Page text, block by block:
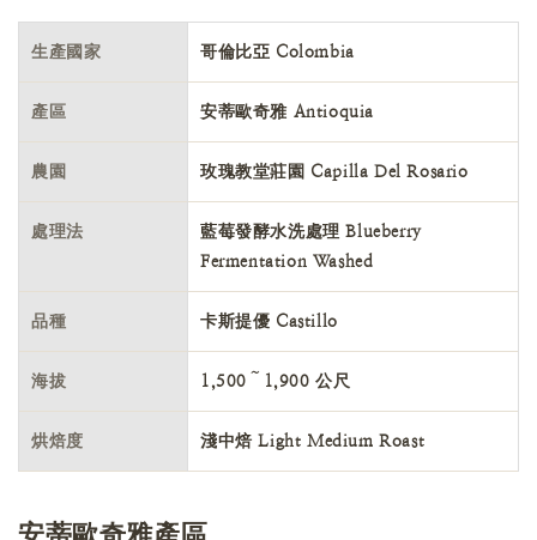
生產國家 哥倫比亞 Colombia
產區 安蒂歐奇雅 Antioquia
農園 玫瑰教堂莊園 Capilla Del Rosario
處理法
藍莓發酵水洗處理 Blueberry
Fermentation Washed
品種 卡斯提優 Castillo
海拔 1,500～1,900 公尺
烘焙度 淺中焙 Light Medium Roast